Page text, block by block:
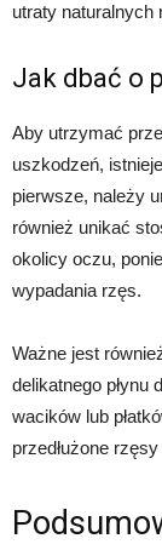
utraty naturalnych
Jak dbać o
Aby utrzymać
uszkodzeń,
pierwsze, należy
również unikać
okolicy oczu,
wypadania rzęs.
Ważne jest
delikatnego płynu
wacików lub
przedłużone